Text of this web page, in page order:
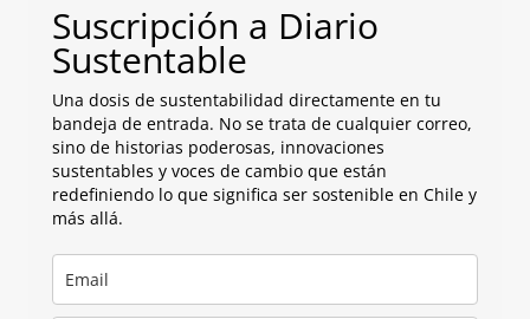
Suscripción a Diario
Sustentable
Una dosis de sustentabilidad directamente en tu
bandeja de entrada. No se trata de cualquier correo,
sino de historias poderosas, innovaciones
sustentables y voces de cambio que están
redefiniendo lo que significa ser sostenible en Chile y
más allá.